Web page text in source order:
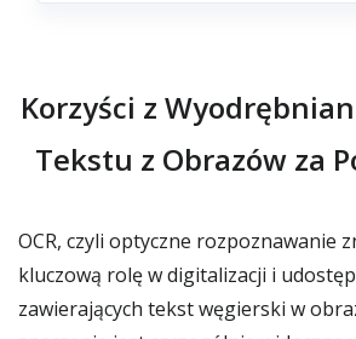
Korzyści z
Tekstu z Obrazów za
OCR, czyli optyczne rozpoznawanie
kluczową rolę w digitalizacji i
zawierających tekst węgierski w